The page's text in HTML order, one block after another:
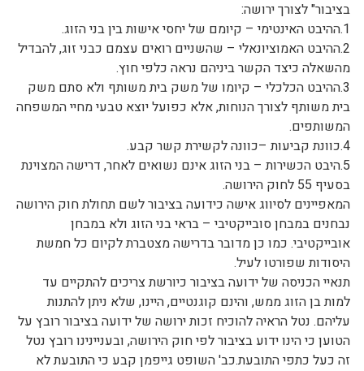
בציבור" לצורך ירושה:
1.ההיבט האינטימי – קיומם של יחסי אישות בין בני הזוג.
2.ההיבט האמוציונאלי – שהשניים רואים עצמם כבני זוג, להבדיל
מהשאלה כיצד הקשר ביניהם נראה כלפי חוץ.
3.ההיבט הכלכלי – קיומו של משק בית משותף ולא סתם משק
בית משותף לצורך הנוחות, אלא כפועל יוצא טבעי מחיי המשפחה
המשותפים.
4.כוונת קביעות –כוונה לקשירת קשר קבע.
5.היבט הכשירות – בני הזוג אינם נשואים לאחר, דרישה המצוינת
בסעיף 55 לחוק הירושה.
המאפיינים לסיווג אישה כידועה בציבור לשם תחולת חוק הירושה
נבחנים במבחן סובייקטיבי – בראי בני הזוג ולא במבחן
אובייקטיבי. כמו כן מדובר בדרישה מצטברת לקיום כל חמשת
היסודות שפורטו לעיל.
תנאיי הכניסה של ידועה בציבור כיורשת צריכים להתקיים עד
למות בן הזוג ממש, והינם קוגנטיים, היינו, שלא ניתן להתנות
עליהם. נטל הראיה להוכיח זכות ירושה של ידועה בציבור רובץ על
הטוען כי הינו ידוע בציבור לפי חוק הירושה, ובעניינינו רובץ נטל
זה כעל כתפי התובעת.כב' השופט גייפמן קבע כי התובעת לא